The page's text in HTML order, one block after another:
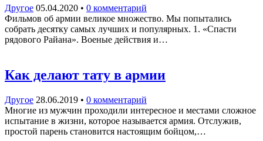
Другое 05.04.2020 • 0 комментарий
Фильмов об армии великое множество. Мы попытались
собрать десятку самых лучших и популярных. 1. «Спасти
рядового Райана». Военые действия и…
Как делают тату в армии
Другое 28.06.2019 • 0 комментарий
Многие из мужчин проходили интересное и местами сложное
испытание в жизни, которое называется армия. Отслужив,
простой парень становится настоящим бойцом,…